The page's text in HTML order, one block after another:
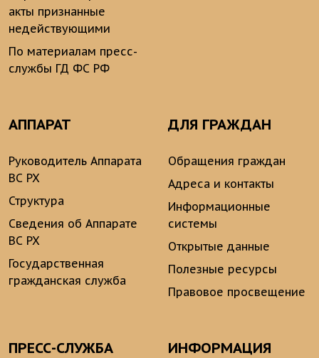
акты признанные
недействующими
По материалам пресс-
службы ГД ФС РФ
АППАРАТ
Руководитель Аппарата
ВС РХ
Структура
Сведения об Аппарате
ВС РХ
Государственная
гражданская служба
ДЛЯ ГРАЖДАН
Обращения граждан
Адреса и контакты
Информационные
системы
Открытые данные
Полезные ресурсы
Правовое просвещение
ПРЕСС-СЛУЖБА ИНФОРМАЦИЯ